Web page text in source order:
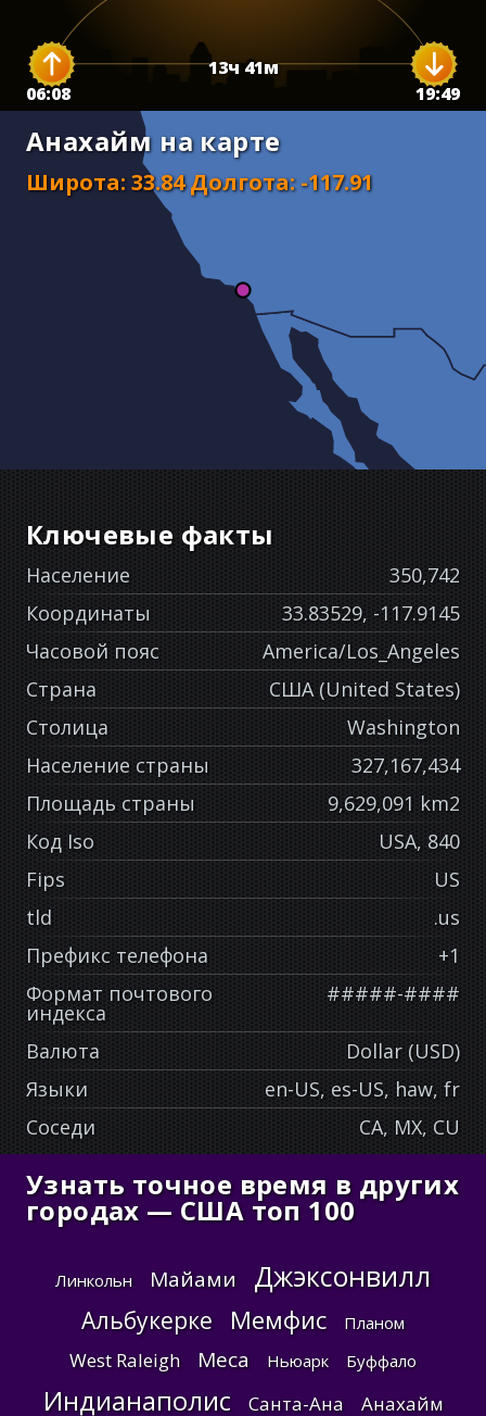
06:08 19:49
13ч41м
Анахайм на карте
Широта: 33.84 Долгота:-117.91
Ключевые факты
Население
350,742
Координаты
33.83529, -117.9145
Часовой пояс
America/Los_Angeles
Страна
США (United States)
Столица
Washington
Население страны
327,167,434
Площадь страны
9,629,091 km2
Код Iso
USA, 840
Fips
US
tld
.us
Префикс телефона
+1
Формат почтового
индекса
#####-####
Валюта
Dollar (USD)
Языки
en-US, es-US, haw, fr
Соседи
CA, MX, CU
Узнать точное время в других
городах — США топ 100
Линкольн Майами Джэксонвилл
Альбукерке Мемфис Планом
West Raleigh Меса Ньюарк Буффало
Индианаполис Санта-Ана Анахайм